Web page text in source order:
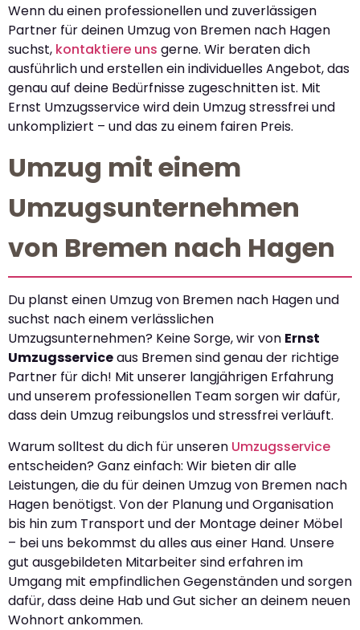
Wenn du einen professionellen und zuverlässigen
Partner für deinen Umzug von Bremen nach Hagen
suchst, kontaktiere uns gerne. Wir beraten dich
ausführlich und erstellen ein individuelles Angebot, das
genau auf deine Bedürfnisse zugeschnitten ist. Mit
Ernst Umzugsservice wird dein Umzug stressfrei und
unkompliziert – und das zu einem fairen Preis.
Umzug mit einem
Umzugsunternehmen
von Bremen nach Hagen
Du planst einen Umzug von Bremen nach Hagen und
suchst nach einem verlässlichen
Umzugsunternehmen? Keine Sorge, wir von Ernst
Umzugsserviceaus Bremen sind genau der richtige
Partner für dich! Mit unserer langjährigen Erfahrung
und unserem professionellen Team sorgen wir dafür,
dass dein Umzug reibungslos und stressfrei verläuft.
Warum solltest du dich für unseren Umzugsservice
entscheiden? Ganz einfach: Wir bieten dir alle
Leistungen, die du für deinen Umzug von Bremen nach
Hagen benötigst. Von der Planung und Organisation
bis hin zum Transport und der Montage deiner Möbel
– bei uns bekommst du alles aus einer Hand. Unsere
gut ausgebildeten Mitarbeiter sind erfahren im
Umgang mit empfindlichen Gegenständen und sorgen
dafür, dass deine Hab und Gut sicher an deinem neuen
Wohnort ankommen.